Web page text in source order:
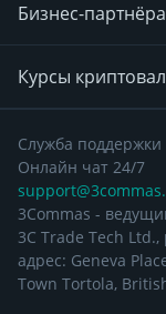
Бизнес-
Курсы
Служба поддержки
Онлайн чат 24/7
3Commas -
3C Trade Tech
адрес: Geneva
Town Tortola,